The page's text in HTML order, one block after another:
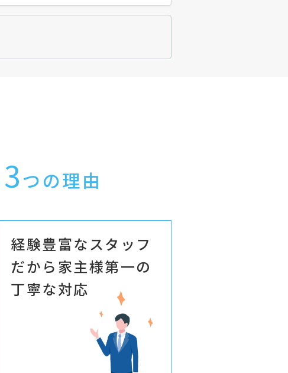
3つの理由
経験豊富なスタッフ
だから家主様第一の
丁寧な対応